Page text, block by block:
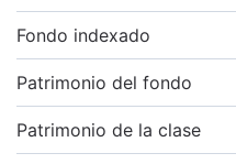
Fondo indexado
Patrimonio del fondo
Patrimonio de la clase